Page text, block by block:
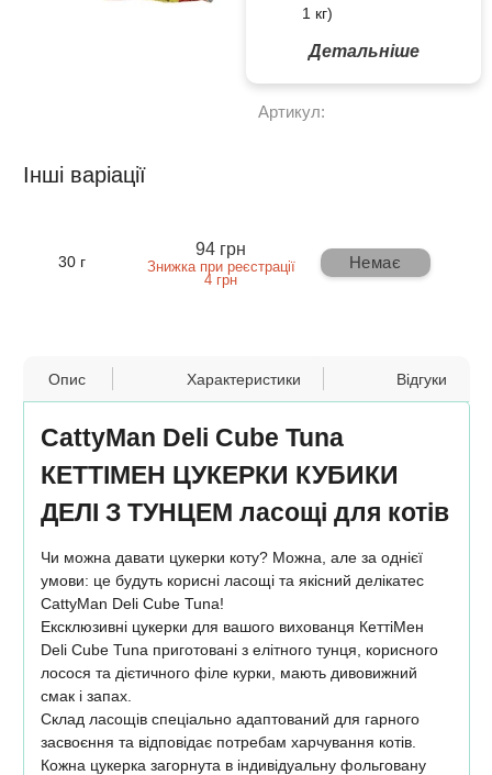
1 кг)
Детальніше
Артикул:
Інші варіації
30 г
94 грн
Знижка при реєстрації
4 грн
Немає
Опис Характеристики Відгуки
CattyMan Deli Cube Tuna
КЕТТІМЕН ЦУКЕРКИ КУБИКИ
ДЕЛІ З ТУНЦЕМ ласощі для котів
Чи можна давати цукерки коту? Можна, але за однієї
умови: це будуть корисні ласощі та якісний делікатес
CattyMan Deli Cube Tuna!
Ексклюзивні цукерки для вашого вихованця КеттіМен
Deli Cube Tuna приготовані з елітного тунця, корисного
лосося та дієтичного філе курки, мають дивовижний
смак і запах.
Склад ласощів спеціально адаптований для гарного
засвоєння та відповідає потребам харчування котів.
Кожна цукерка загорнута в індивідуальну фольговану